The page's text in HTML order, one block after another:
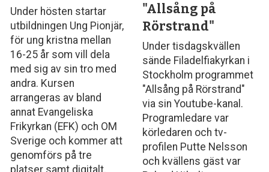
Under hösten startar
utbildningen Ung Pionjär,
för ung kristna mellan
16-25 år som vill dela
med sig av sin tro med
andra. Kursen
arrangeras av bland
annat Evangeliska
Frikyrkan (EFK) och OM
Sverige och kommer att
genomförs på tre
platser samt digitalt.
"Allsång på
Rörstrand"
Under tisdagskvällen
sände Filadelfiakyrkan i
Stockholm programmet
"Allsång på Rörstrand"
via sin Youtube-kanal.
Programledare var
körledaren och tv-
profilen Putte Nelsson
och kvällens gäst var